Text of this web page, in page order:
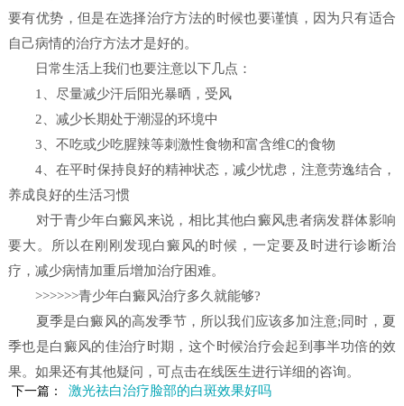
要有优势，但是在选择治疗方法的时候也要谨慎，因为只有适合
自己病情的治疗方法才是好的。
日常生活上我们也要注意以下几点：
1、尽量减少汗后阳光暴晒，受风
2、减少长期处于潮湿的环境中
3、不吃或少吃腥辣等刺激性食物和富含维C的食物
4、在平时保持良好的精神状态，减少忧虑，注意劳逸结合，
养成良好的生活习惯
对于青少年白癜风来说，相比其他白癜风患者病发群体影响
要大。所以在刚刚发现白癜风的时候，一定要及时进行诊断治
疗，减少病情加重后增加治疗困难。
>>>>>>青少年白癜风治疗多久就能够?
夏季是白癜风的高发季节，所以我们应该多加注意;同时，夏
季也是白癜风的佳治疗时期，这个时候治疗会起到事半功倍的效
果。如果还有其他疑问，可点击在线医生进行详细的咨询。
下一篇： 激光祛白治疗脸部的白斑效果好吗